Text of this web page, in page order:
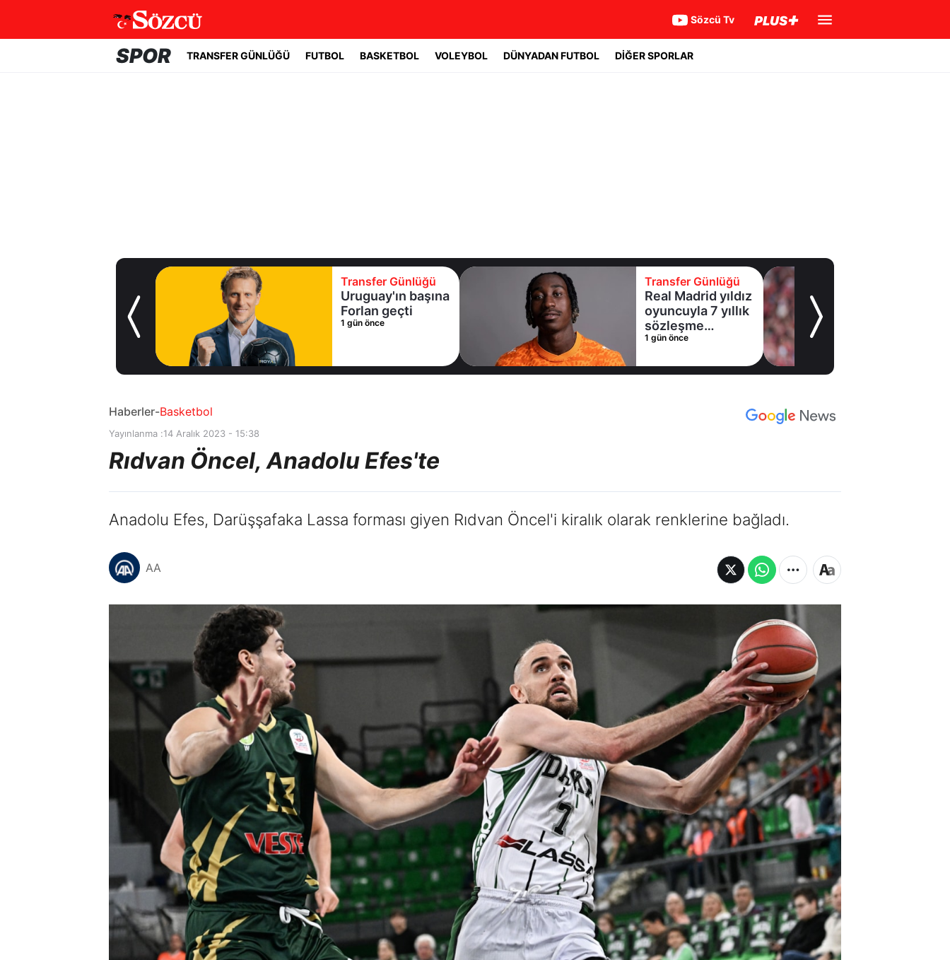
Sözcü Tv
SPOR TRANSFER GÜNLÜĞÜ FUTBOL BASKETBOL VOLEYBOL DÜNYADAN FUTBOL DİĞER SPORLAR
Transfer Günlüğü
Uruguay'ın başına
Forlan geçti
Transfer Günlüğü
Real Madrid yıldız
oyuncuyla 7 yıllık
sözleşme
Transfer Günlüğü
Galatasaray
Leao'nun
alternatifini
Arsenal'de buldu
1 gün önce
Haberler-Basketbol
Yayınlanma :14 Aralık 2023 - 15:38
Rıdvan Öncel, Anadolu Efes'te
Anadolu Efes, Darüşşafaka Lassa forması giyen Rıdvan Öncel'i kiralık olarak renklerine bağladı.
AA